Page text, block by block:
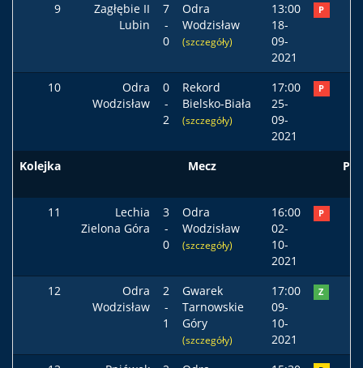
9
Zagłębie II
Lubin
7
-
0
Odra
Wodzisław
(szczegóły)
13:00
18-
09-
2021
P
10
Odra
Wodzisław
0
-
2
Rekord
Bielsko-Biała
(szczegóły)
17:00
25-
09-
2021
P
Kolejka Mecz
11
Lechia
Zielona Góra
3
-
0
Odra
Wodzisław
(szczegóły)
16:00
02-
10-
2021
P
12
Odra
Wodzisław
2
-
1
Gwarek
Tarnowskie
Góry
(szczegóły)
17:00
09-
10-
2021
Z